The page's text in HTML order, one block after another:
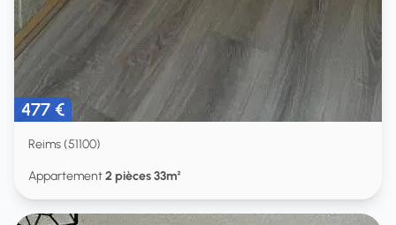
477 €
Reims (51100)
Appartement2 pièces 33m²